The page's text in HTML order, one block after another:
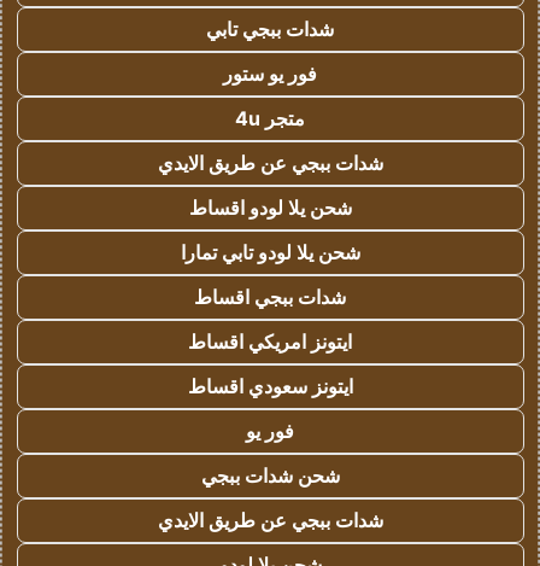
شدات ببجي تابي
فور يو ستور
متجر 4u
شدات ببجي عن طريق الايدي
شحن يلا لودو اقساط
شحن يلا لودو تابي تمارا
شدات ببجي اقساط
ايتونز امريكي اقساط
ايتونز سعودي اقساط
فور يو
شحن شدات ببجي
شدات ببجي عن طريق الايدي